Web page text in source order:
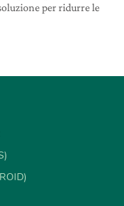
per ridurre le